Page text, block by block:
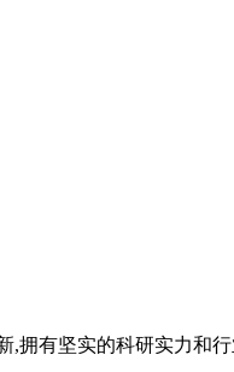
,拥有坚实的科研实力和